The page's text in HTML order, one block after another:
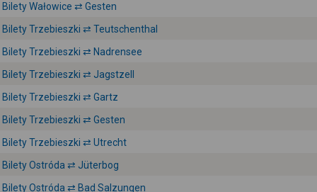
Bilety Wałowice ⇄ Gesten
Bilety Trzebieszki ⇄ Teutschenthal
Bilety Trzebieszki ⇄ Nadrensee
Bilety Trzebieszki ⇄ Jagstzell
Bilety Trzebieszki ⇄ Gartz
Bilety Trzebieszki ⇄ Gesten
Bilety Trzebieszki ⇄ Utrecht
Bilety Ostróda ⇄ Jüterbog
Bilety Ostróda ⇄ Bad Salzungen